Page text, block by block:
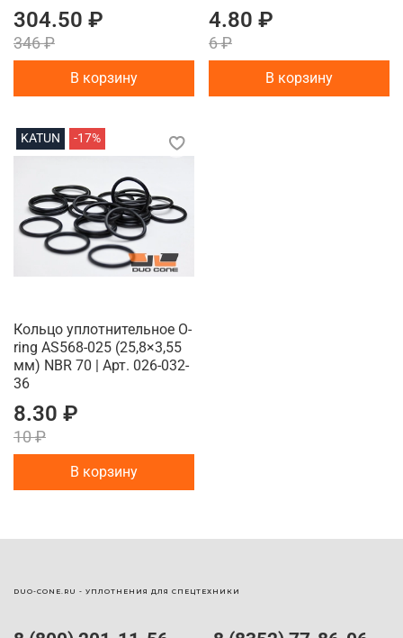
304.50 ₽
346 ₽
В корзину
4.80 ₽
6 ₽
В корзину
KATUN -17%
Кольцо уплотнительное O-
ring AS568-025 (25,8×3,55
мм) NBR 70 | Арт. 026-032-
36
8.30 ₽
10 ₽
В корзину
DUO-CONE.RU - УПЛОТНЕНИЯ ДЛЯ СПЕЦТЕХНИКИ